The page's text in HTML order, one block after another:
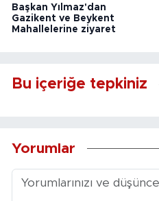
Başkan Yılmaz'dan
Gazikent ve Beykent
Mahallelerine ziyaret
Bu içeriğe tepkiniz
Yorumlar